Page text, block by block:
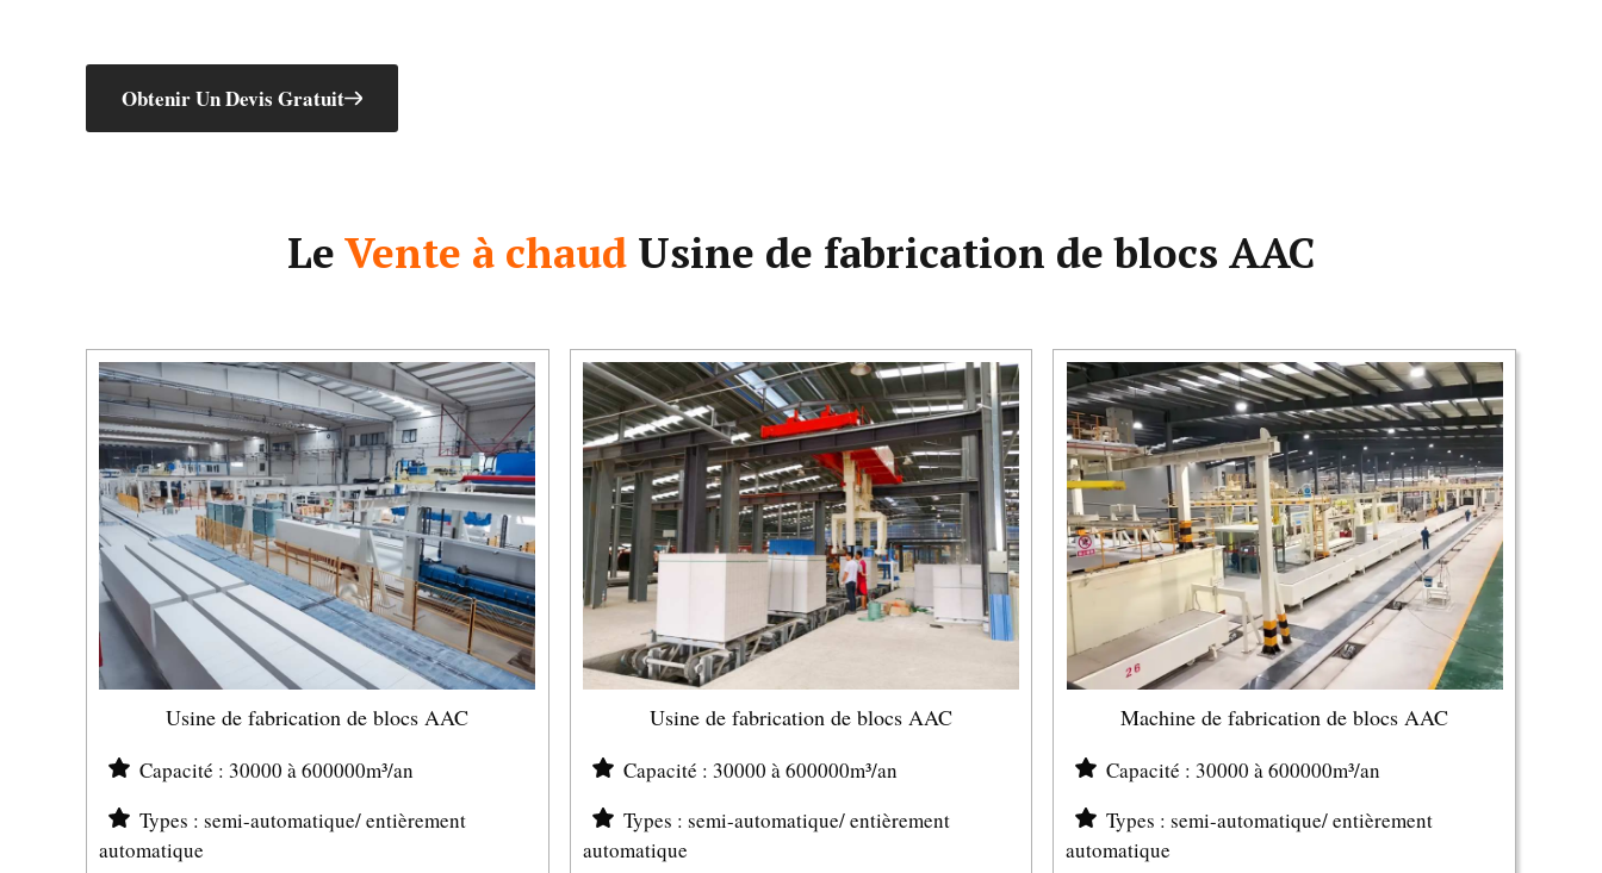
Obtenir Un Devis Gratuit
LeVente à chaud Usine de fabrication de blocs AAC
Usine de fabrication de blocs AAC
Capacité : 30000 à 600000m³/an
Types : semi-automatique/ entièrement
automatique
Usine de fabrication de blocs AAC
Capacité : 30000 à 600000m³/an
Types : semi-automatique/ entièrement
automatique
Machine de fabrication de blocs AAC
Capacité : 30000 à 600000m³/an
Types : semi-automatique/ entièrement
automatique